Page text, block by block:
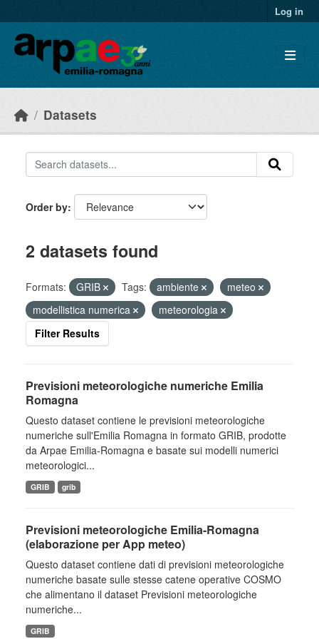
Log in
Datasets
Order by
2 datasets found
Formats: GRIB Tags: ambiente
meteo
modellistica numerica
meteorologia
Filter Results
Previsioni meteorologiche numeriche Emilia
Romagna
Questo dataset contiene le previsioni meteorologiche
numeriche sull'Emilia Romagna in formato GRIB, prodotte
da Arpae Emilia-Romagna e basate sui modelli numerici
meteorologici...
GRIB grib
Previsioni meteorologiche Emilia-Romagna
(elaborazione per App meteo)
Questo dataset contiene dati di previsioni meteorologiche
numeriche basate sulle stesse catene operative COSMO
che alimentano il dataset Previsioni meteorologiche
numeriche...
GRIB